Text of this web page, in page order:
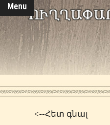
Menu
<--Հետ գնալ